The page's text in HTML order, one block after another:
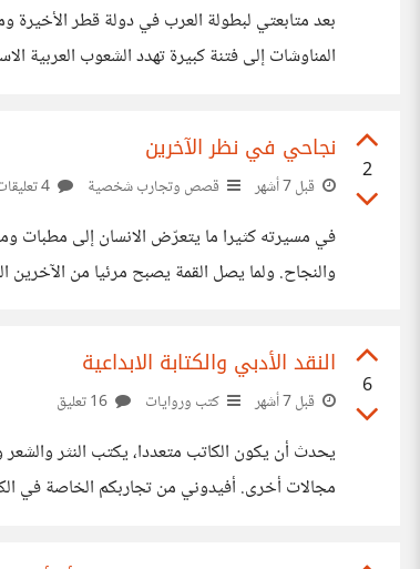
بعد متابعتي لبطولة العرب في دولة قطر الأخيرة
المناوشات إلى فتنة كبيرة تهدد الشعوب العربية
2
نجاحي في نظر الآخرين
قبل 7 أشهر قصص وتجارب شخصية
في مسيرته كثيرا ما يتعرّض الانسان إلى مطبات
والنجاح. ولما يصل القمة يصبح مرئيا من
6
النقد الأدبي والكتابة الابداعية
قبل 7 أشهر كتب وروايات
يحدث أن يكون الكاتب متعددا، يكتب النثر والشعر
مجالات أخرى. أفيدوني من تجاربكم الخاصة في